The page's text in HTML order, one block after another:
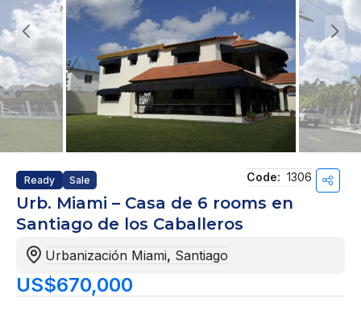
Ready Sale Code: 1306
Urb. Miami – Casa de 6 rooms en
Santiago de los Caballeros
Urbanización Miami, Santiago
US$670,000